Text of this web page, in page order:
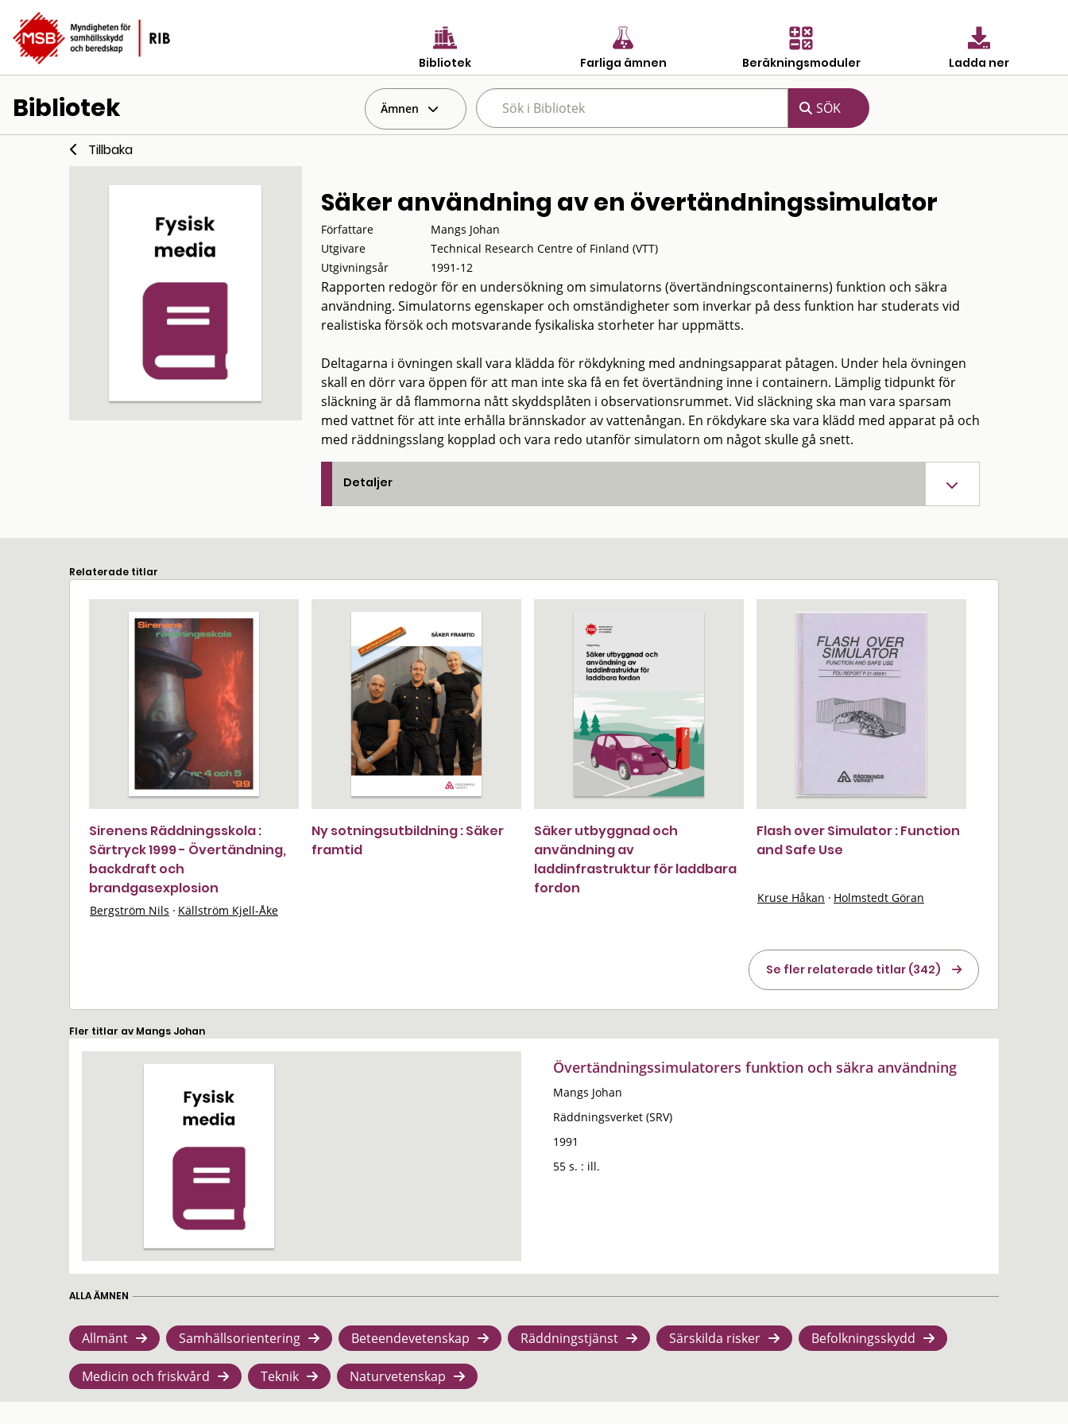
Bibliotek Farliga ämnen Beräkningsmoduler Ladda ner
Bibliotek Ämnen
Tillbaka
Säker användning av en övertändningssimulator
Författare
Mangs Johan
Utgivare
Technical Research Centre of Finland (VTT)
Utgivningsår
1991-12
Rapporten redogör för en undersökning om simulatorns (övertändningscontainerns) funktion och säkra
användning. Simulatorns egenskaper och omständigheter som inverkar på dess funktion har studerats vid
realistiska försök och motsvarande fysikaliska storheter har uppmätts.
Deltagarna i övningen skall vara klädda för rökdykning med andningsapparat påtagen. Under hela övningen
skall en dörr vara öppen för att man inte ska få en fet övertändning inne i containern. Lämplig tidpunkt för
släckning är då flammorna nått skyddsplåten i observationsrummet. Vid släckning ska man vara sparsam
med vattnet för att inte erhålla brännskador av vattenångan. En rökdykare ska vara klädd med apparat på och
med räddningsslang kopplad och vara redo utanför simulatorn om något skulle gå snett.
Detaljer
Relaterade titlar
Sirenens Räddningsskola :
Särtryck 1999 - Övertändning,
backdraft och
brandgasexplosion
Bergström Nils · Källström Kjell-Åke
Ny sotningsutbildning : Säker
framtid
Säker utbyggnad och
användning av
laddinfrastruktur för laddbara
fordon
Flash over Simulator : Function
and Safe Use
Kruse Håkan · Holmstedt Göran
Se fler relaterade titlar (342)
Fler titlar av Mangs Johan
Övertändningssimulatorers funktion och säkra användning
Mangs Johan
Räddningsverket (SRV)
1991
55 s. : ill.
ALLA ÄMNEN
Allmänt Samhällsorientering Beteendevetenskap Räddningstjänst Särskilda risker Befolkningsskydd
Medicin och friskvård Teknik Naturvetenskap